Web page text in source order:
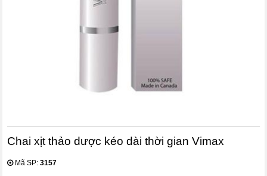
Chai xịt thảo dược kéo dài thời gian Vimax
Mã SP:3157